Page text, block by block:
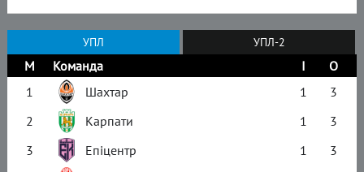
УПЛ УПЛ-2
М Команда І
О
1
Шахтар 1
3
2
Карпати 1
3
3
Епіцентр 1
3